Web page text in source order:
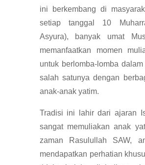
ini berkembang di
setiap tanggal 10
Asyura), banyak umat
memanfaatkan momen
untuk berlomba-lomba
salah satunya dengan
anak-anak yatim.
Tradisi ini lahir dari ajaran
sangat memuliakan anak
zaman Rasulullah SAW,
mendapatkan perhatian